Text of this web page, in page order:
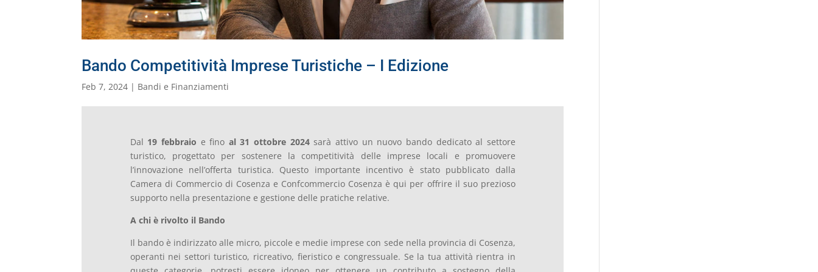
Bando Competitività Imprese Turistiche – I Edizione
Feb 7, 2024 | Bandi e Finanziamenti
Dal 19 febbraio e fino al 31 ottobre 2024sarà attivo un nuovo bando dedicato al settore
turistico, progettato per sostenere la competitività delle imprese locali e promuovere
l’innovazione nell’offerta turistica. Questo importante incentivo è stato pubblicato dalla
Camera di Commercio di Cosenza e Confcommercio Cosenza è qui per offrire il suo prezioso
supporto nella presentazione e gestione delle pratiche relative.
A chi è rivolto il Bando
Il bando è indirizzato alle micro, piccole e medie imprese con sede nella provincia di Cosenza,
operanti nei settori turistico, ricreativo, fieristico e congressuale. Se la tua attività rientra in